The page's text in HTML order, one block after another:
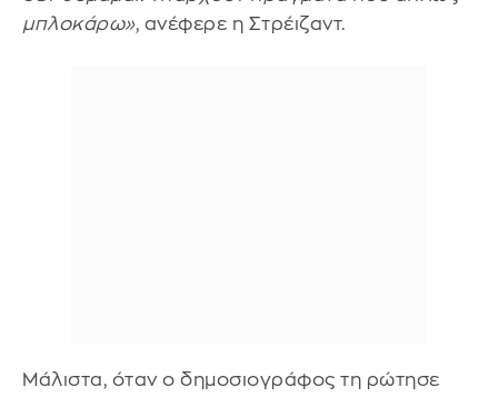
μπλοκάρω», ανέφερε η Στρέιζαντ.
Μάλιστα, όταν ο δημοσιογράφος τη ρώτησε